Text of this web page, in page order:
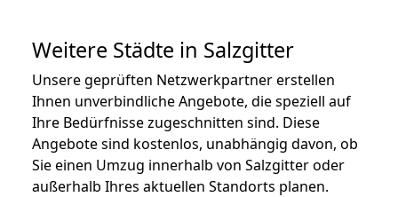
Weitere Städte in Salzgitter
Unsere geprüften Netzwerkpartner erstellen
Ihnen unverbindliche Angebote, die speziell auf
Ihre Bedürfnisse zugeschnitten sind. Diese
Angebote sind kostenlos, unabhängig davon, ob
Sie einen Umzug innerhalb von Salzgitter oder
außerhalb Ihres aktuellen Standorts planen.